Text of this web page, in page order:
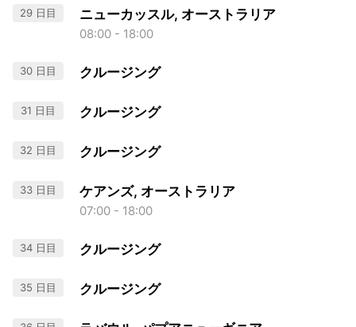
29 日目 ニューカッスル, オーストラリア
08:00 - 18:00
30 日目 クルージング
31 日目 クルージング
32 日目 クルージング
33 日目 ケアンズ, オーストラリア
07:00 - 18:00
34 日目 クルージング
35 日目 クルージング